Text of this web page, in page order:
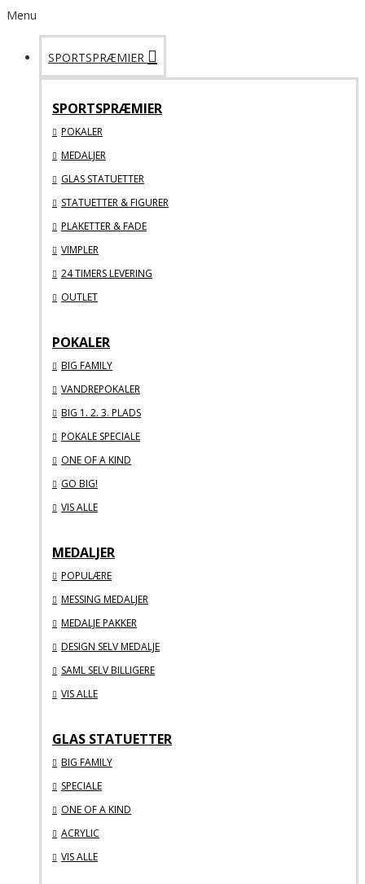
Menu
SPORTSPRÆMIER
SPORTSPRÆMIER
POKALER
MEDALJER
GLAS STATUETTER
STATUETTER & FIGURER
PLAKETTER & FADE
VIMPLER
24 TIMERS LEVERING
OUTLET
POKALER
BIG FAMILY
VANDREPOKALER
BIG 1. 2. 3. PLADS
POKALE SPECIALE
ONE OF A KIND
GO BIG!
VIS ALLE
MEDALJER
POPULÆRE
MESSING MEDALJER
MEDALJE PAKKER
DESIGN SELV MEDALJE
SAML SELV BILLIGERE
VIS ALLE
GLAS STATUETTER
BIG FAMILY
SPECIALE
ONE OF A KIND
ACRYLIC
VIS ALLE